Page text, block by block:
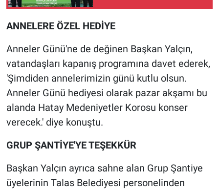
ANNELERE ÖZEL HEDİYE
Anneler Günü'ne de değinen Başkan Yalçın,
vatandaşları kapanış programına davet ederek,
'Şimdiden annelerimizin günü kutlu olsun.
Anneler Günü hediyesi olarak pazar akşamı bu
alanda Hatay Medeniyetler Korosu konser
verecek.' diye konuştu.
GRUP ŞANTİYE'YE TEŞEKKÜR
Başkan Yalçın ayrıca sahne alan Grup Şantiye
üyelerinin Talas Belediyesi personelinden